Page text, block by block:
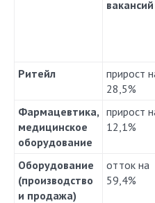
вакансий
Ритейл
прирост
28,5%
Фармацевтика,
медицинское
оборудование
прирост
12,1%
Оборудование
(производство
и продажа)
отток на
59,4%